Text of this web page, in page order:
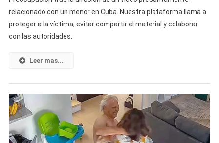
Un
Con
Un
Menor
En
relacionado con un menor en Cuba. Nuestra plataforma llama a
proteger a la víctima, evitar compartir el material y colaborar
con las autoridades.
Leer mas...